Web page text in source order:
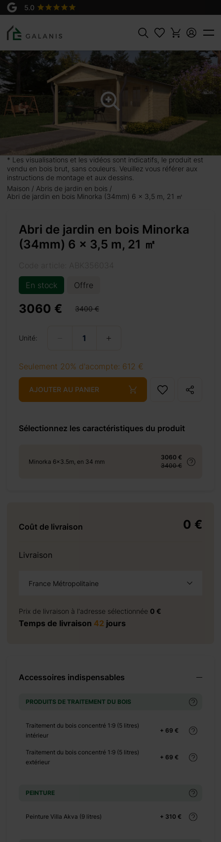
Rechercher
* Les visualisations et les vidéos sont indicatifs, le produit est
vendu en bois brut, sans couleurs. Veuillez vous référer aux
instructions de montage et aux dessins.
Maison
Abris de jardin en bois
Abri de jardin en bois Minorka (34mm) 6 x 3,5 m, 21 ㎡
Abri de jardin en bois Minorka
(34mm) 6 x 3,5 m, 21 ㎡
En stock
Offre
3060 € 3400 €
Unité:
Seulement 20% d'acompte: 612 €
AJOUTER AU PANIER
Sélectionnez les caractéristiques du produit
Minorka 6x3.5m, en 34 mm
3060 €
3400 €
Coût de livraison 0 €
Livraison
France Métropolitaine
Prix de livraison à l'adresse sélectionnée 0 €
Temps de livraison 42 jours
Accessoires indispensables
PRODUITS DE TRAITEMENT DU BOIS
+ 69 €
Traitement du bois concentré 1:9 (5 litres)
intérieur
+ 69 €
Traitement du bois concentré 1:9 (5 litres)
extérieur
PEINTURE
+ 310 €
Peinture Villa Akva (9 litres)
Produit:
Minorka 6x3.5m, en 34 mm
3060 €
ainsi
bureau
la
frais
+ 69 €
+ 315 €
+ 1872 €
+ 552 €
+ 0 €
+ 650 €